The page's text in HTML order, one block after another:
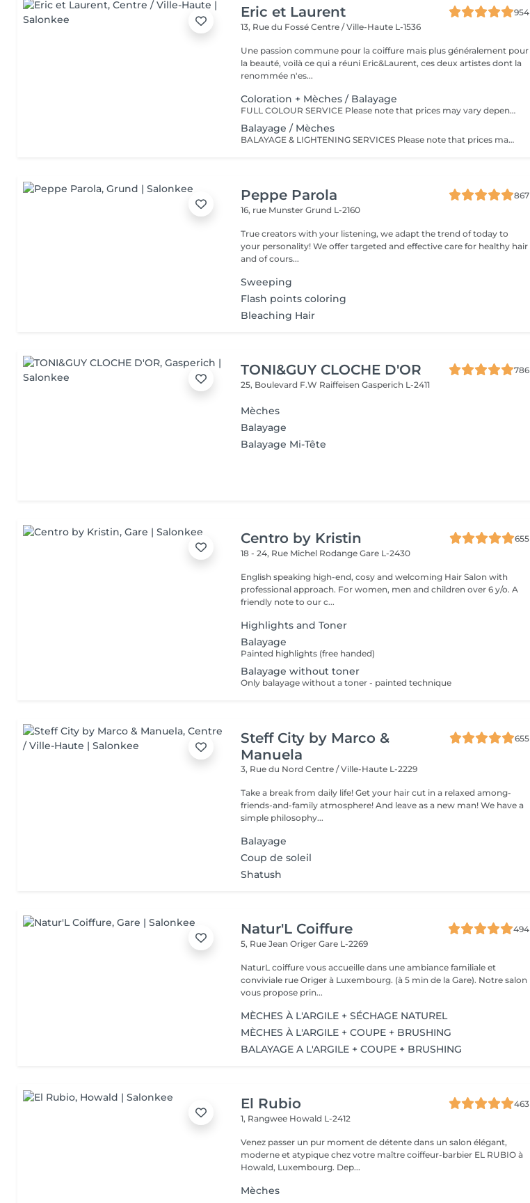
Eric et Laurent
954
13, Rue du FosséCentre / Ville-Haute L-1536
Une passion commune pour la coiffure mais plus généralement pour
la beauté, voilà ce qui a réuni Eric&Laurent, ces deux artistes dont la
renommée n'es...
Coloration + Mèches / Balayage
FULL COLOUR SERVICE Please note that prices may vary depending on hair length, hair density, additional product usage, and the complexity of the service. COLOR.ME by KEVIN.MURPHY Experience a luxurious colour service powered by COLOR.ME by KEVIN.MURPHY, a high-performance colour range designed to deliver exceptional results while respecting the integrity of the hair. Benefits: Ammonia-free, PPD-free, and paraben-free formula Enriched with Honey, Shea Butter, and Pomegranate for enhanced care and shine Provides up to 100% grey hair coverage Delivers rich, vibrant, and long-lasting colour results Leaves the hair soft, healthy, and radiant Cruelty-free and ethically developed A premium colouring experience that combines beautiful colour performance with advanced hair care technology.
Balayage / Mèches
BALAYAGE & LIGHTENING SERVICES Please note that prices may vary depending on hair length, hair density, the amount of product required, and the complexity of the service. TAILORED LIGHT & DIMENSION Enhance your hair with our bespoke balayage and lightening techniques, designed to bring brightness, depth, and dimension to your look. Each service is carefully customised to enhance your natural colour and create a harmonious, luminous result that is perfectly tailored to your style and features.
Peppe Parola
867
16, rue MunsterGrund L-2160
True creators with your listening, we adapt the trend of today to
your personality! We offer targeted and effective care for healthy hair
and of cours...
Sweeping
Flash points coloring
Bleaching Hair
TONI&GUY CLOCHE D'OR
786
25, Boulevard F.W RaiffeisenGasperich L-2411
Mèches
Balayage
Balayage Mi-Tête
Centro by Kristin
655
18 - 24, Rue Michel RodangeGare L-2430
English speaking high-end, cosy and welcoming Hair Salon with
professional approach. For women, men and children over 6 y/o. A
friendly note to our c...
Highlights and Toner
Balayage
Painted highlights (free handed)
Balayage without toner
Only balayage without a toner - painted technique
Steff City by Marco &
Manuela
655
3, Rue du NordCentre / Ville-Haute L-2229
Take a break from daily life! Get your hair cut in a relaxed among-
friends-and-family atmosphere! And leave as a new man! We have a
simple philosophy...
Balayage
Coup de soleil
Shatush
Natur'L Coiffure
494
5, Rue Jean OrigerGare L-2269
NaturL coiffure vous accueille dans une ambiance familiale et
conviviale rue Origer à Luxembourg. (à 5 min de la Gare). Notre salon
vous propose prin...
MÈCHES À L'ARGILE + SÉCHAGE NATUREL
MÈCHES À L'ARGILE + COUPE + BRUSHING
BALAYAGE A L'ARGILE + COUPE + BRUSHING
El Rubio
463
1, Rangwee Howald L-2412
Venez passer un pur moment de détente dans un salon élégant,
moderne et atypique chez votre maître coiffeur-barbier EL RUBIO à
Howald, Luxembourg. Dep...
Mèches